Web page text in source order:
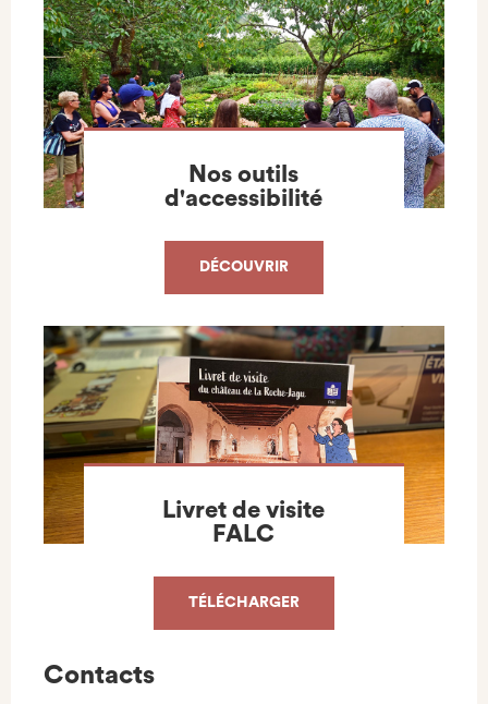
Nos outils
d'accessibilité
DÉCOUVRIR
Livret de visite
FALC
TÉLÉCHARGER
Contacts